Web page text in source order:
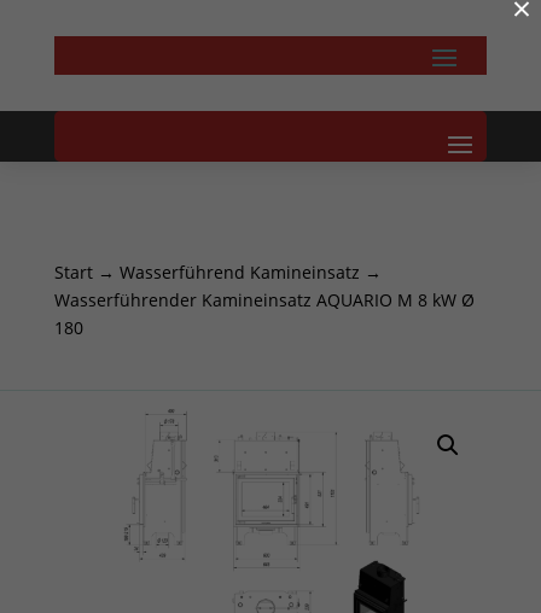
Start→ Wasserführend Kamineinsatz →
Wasserführender Kamineinsatz AQUARIO M 8 kW Ø
180